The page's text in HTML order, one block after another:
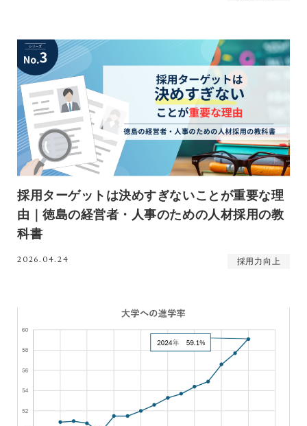
採用ターゲットは決めすぎないことが重要な理
由｜徳島の経営者・人事のための人材採用の教
科書
2026.04.24 採用力向上